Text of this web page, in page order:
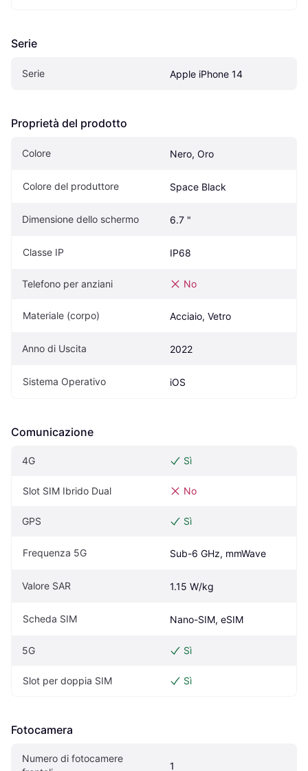
Serie
Serie Apple iPhone 14
Proprietà del prodotto
Colore Nero, Oro
Colore del produttore Space Black
Dimensione dello schermo 6.7 "
Classe IP IP68
Telefono per anziani No
Materiale (corpo) Acciaio, Vetro
Anno di Uscita 2022
Sistema Operativo iOS
Comunicazione
4G Sì
Slot SIM Ibrido Dual No
GPS Sì
Frequenza 5G Sub-6 GHz, mmWave
Valore SAR 1.15 W/kg
Scheda SIM Nano-SIM, eSIM
5G Sì
Slot per doppia SIM Sì
Fotocamera
Numero di fotocamere
1